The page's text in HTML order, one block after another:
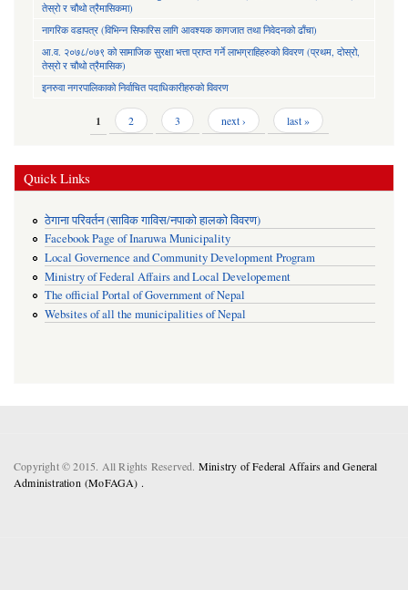
तेस्रो र चौथो त्रैमासिकमा)
नागरिक वडापत्र (विभिन्न सिफारिस लागि आवश्यक कागजात तथा निवेदनको ढाँचा)
आ.व. २०७८/०७९ को सामाजिक सुरक्षा भत्ता प्राप्त गर्ने लाभग्राहिहरुको विवरण (प्रथम, दोस्रो,
तेस्रो र चौथो त्रैमासिक)
इनरुवा नगरपालिकाको निर्वाचित पदाधिकारीहरुको विवरण
1 2 3 next › last »
Quick Links
ठेगाना परिवर्तन (साविक गाविस/नपाको हालको विवरण)
Facebook Page of Inaruwa Municipality
Local Governence and Community Development Program
Ministry of Federal Affairs and Local Developement
The official Portal of Government of Nepal
Websites of all the municipalities of Nepal
Copyright © 2015. All Rights Reserved. Ministry of Federal Affairs and General
Administration (MoFAGA) .